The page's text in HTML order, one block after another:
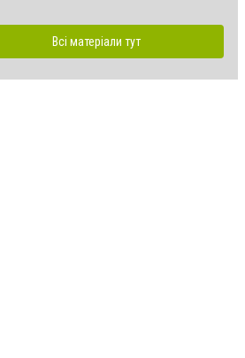
Всі матеріали тут